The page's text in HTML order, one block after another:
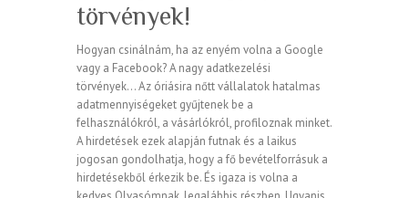
törvények!
Hogyan csinálnám, ha az enyém volna a Google
vagy a Facebook? A nagy adatkezelési
törvények… Az óriásira nőtt vállalatok hatalmas
adatmennyiségeket gyűjtenek be a
felhasználókról, a vásárlókról, profiloznak minket.
A hirdetések ezek alapján futnak és a laikus
jogosan gondolhatja, hogy a fő bevételforrásuk a
hirdetésekből érkezik be. És igaza is volna a